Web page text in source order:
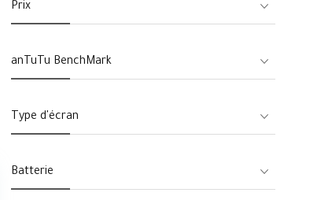
Prix
anTuTu BenchMark
Type d'écran
Batterie